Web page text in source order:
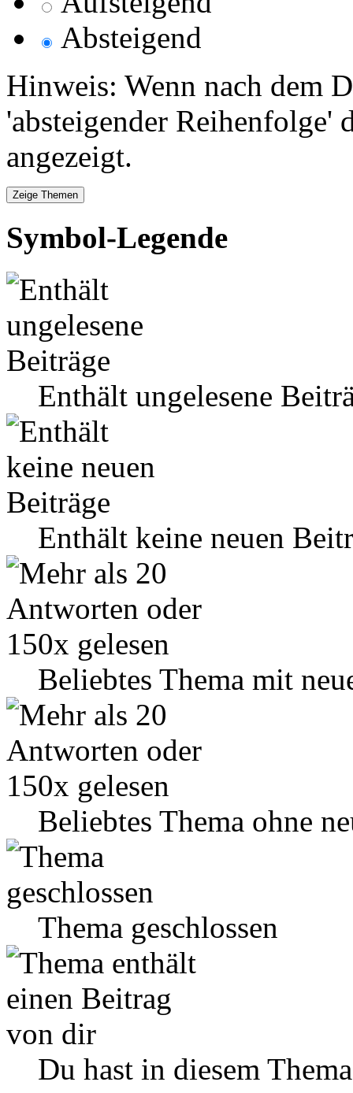
Absteigend
Hinweis: Wenn nach dem
'absteigender Reihenfolge'
angezeigt.
Symbol-Legende
Enthält ungelesene
Enthält keine neuen
Beliebtes Thema mit
Beliebtes Thema ohne
Thema geschlossen
Du hast in diesem